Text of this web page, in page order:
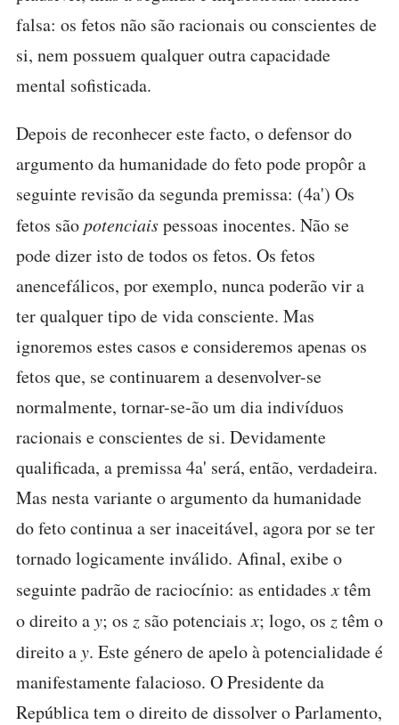
falsa: os fetos não são racionais ou conscientes de
si, nem possuem qualquer outra capacidade
mental sofisticada.
Depois de reconhecer este facto, o defensor do
argumento da humanidade do feto pode propôr a
seguinte revisão da segunda premissa: (4a') Os
fetos sãopotenciaispessoas inocentes. Não se
pode dizer isto de todos os fetos. Os fetos
anencefálicos, por exemplo, nunca poderão vir a
ter qualquer tipo de vida consciente. Mas
ignoremos estes casos e consideremos apenas os
fetos que, se continuarem a desenvolver-se
normalmente, tornar-se-ão um dia indivíduos
racionais e conscientes de si. Devidamente
qualificada, a premissa 4a' será, então, verdadeira.
Mas nesta variante o argumento da humanidade
do feto continua a ser inaceitável, agora por se ter
tornado logicamente inválido. Afinal, exibe o
seguinte padrão de raciocínio: as entidadesxtêm
o direito ay; os z são potenciaisx; logo, os ztêm o
direito ay. Este género de apelo à potencialidade é
manifestamente falacioso. O Presidente da
República tem o direito de dissolver o Parlamento,